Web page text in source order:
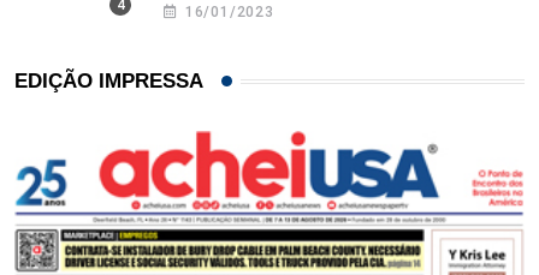
16/01/2023
EDIÇÃO IMPRESSA